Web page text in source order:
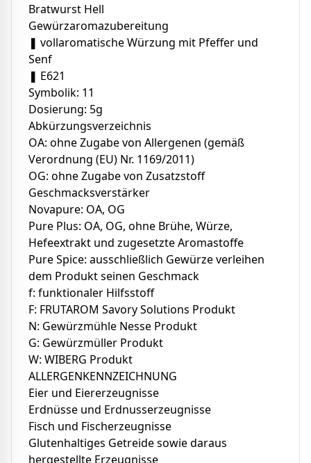
Bratwurst Hell
Gewürzaromazubereitung
❚ vollaromatische Würzung mit Pfeffer und
Senf
❚ E621
Symbolik: 11
Dosierung: 5g
Abkürzungsverzeichnis
OA: ohne Zugabe von Allergenen (gemäß
Verordnung (EU) Nr. 1169/2011)
OG: ohne Zugabe von Zusatzstoff
Geschmacksverstärker
Novapure: OA, OG
Pure Plus: OA, OG, ohne Brühe, Würze,
Hefeextrakt und zugesetzte Aromastoffe
Pure Spice: ausschließlich Gewürze verleihen
dem Produkt seinen Geschmack
f: funktionaler Hilfsstoff
F: FRUTAROM Savory Solutions Produkt
N: Gewürzmühle Nesse Produkt
G: Gewürzmüller Produkt
W: WIBERG Produkt
ALLERGENKENNZEICHNUNG
Eier und Eiererzeugnisse
Erdnüsse und Erdnusserzeugnisse
Fisch und Fischerzeugnisse
Glutenhaltiges Getreide sowie daraus
hergestellte Erzeugnisse